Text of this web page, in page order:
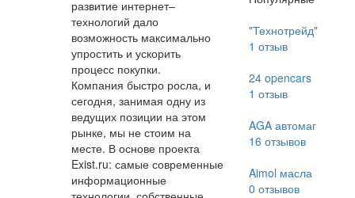
развитие интернет–
технологий дало
возможность максимально
упростить и ускорить
процесс покупки.
Компания быстро росла, и
сегодня, занимая одну из
ведущих позиции на этом
рынке, мы не стоим на
месте. В основе проекта
Exist.ru: самые современные
информационные
"Технотрейд"
1 отзыв
24 opencars
1 отзыв
AGA автомаг
16 отзывов
Aimol масла
0 отзывов